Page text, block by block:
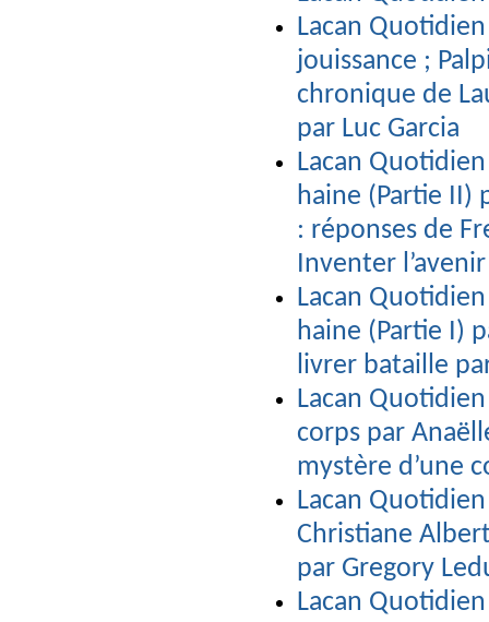
Lacan
jouissance ;
chronique de
par Luc Garcia
Lacan Quotidien
haine (Partie II)
: réponses de
Inventer
Lacan Quotidien
haine (Partie I)
livrer bataille
Lacan
corps par
mystère d’une
Lacan
Christiane
par Gregory
Lacan